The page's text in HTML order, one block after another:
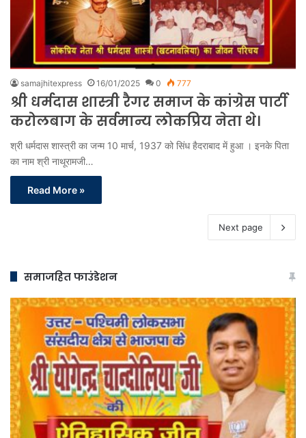
samajhitexpress 16/01/2025 0 777
श्री धर्मदास शास्त्री रैगर समाज के कांग्रेस पार्टी
करोलबाग के सर्वमान्य लोकप्रिय नेता थे।
श्री धर्मदास शास्‍त्री का जन्‍म 10 मार्च, 1937 को सिंध हैदराबाद में हुआ । इनके पिता
का नाम श्री नाथूरामजी…
Read More »
Next page
समाजहित फाउंडेशन